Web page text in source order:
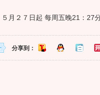
２７日起 每周五晚21：27
分享到：